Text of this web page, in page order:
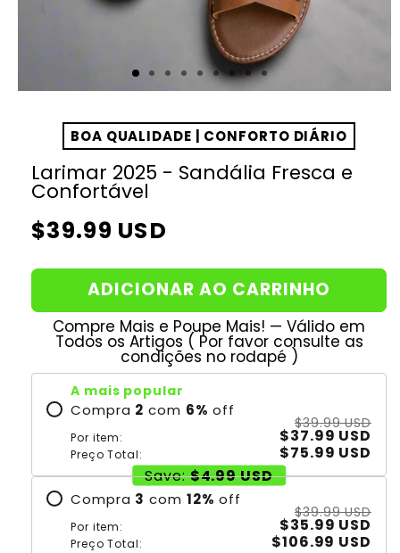
BOA QUALIDADE | CONFORTO DIÁRIO
Larimar 2025 - Sandália Fresca e
Confortável
Preço
$39.99 USD
ADICIONAR AO CARRINHO
Compre Mais e Poupe Mais! — Válido em
Todos os Artigos ( Por favor consulte as
condições no rodapé )
A mais popular
Compra 2 com 6% off
Por item:
$39.99 USD
$37.99 USD
Preço Total:
$75.99 USD
Save: $4.99 USD
Compra 3 com 12% off
Por item:
$39.99 USD
$35.99 USD
Preço Total:
$106.99 USD